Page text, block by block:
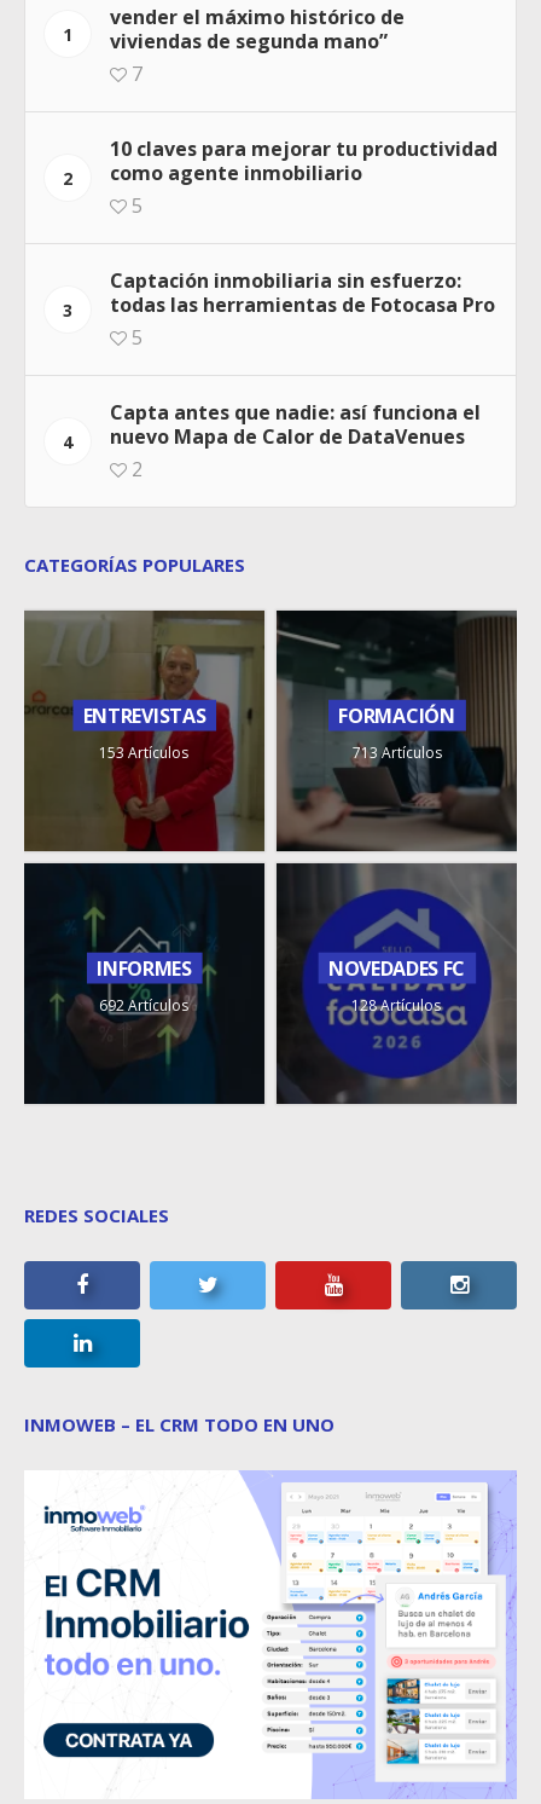
1
vender el máximo histórico de
viviendas de segunda mano”
7
2
10 claves para mejorar tu productividad
como agente inmobiliario
5
3
Captación inmobiliaria sin esfuerzo:
todas las herramientas de Fotocasa Pro
5
4
Capta antes que nadie: así funciona el
nuevo Mapa de Calor de DataVenues
2
CATEGORÍAS POPULARES
ENTREVISTAS
153 Artículos
FORMACIÓN
713 Artículos
INFORMES
692 Artículos
NOVEDADES FC
128 Artículos
REDES SOCIALES
INMOWEB – EL CRM TODO EN UNO